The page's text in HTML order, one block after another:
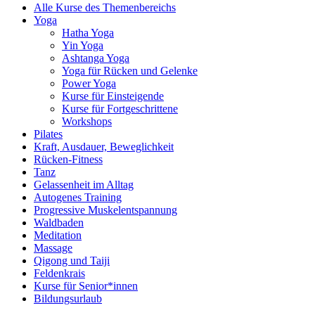
Alle Kurse des Themenbereichs
Yoga
Hatha Yoga
Yin Yoga
Ashtanga Yoga
Yoga für Rücken und Gelenke
Power Yoga
Kurse für Einsteigende
Kurse für Fortgeschrittene
Workshops
Pilates
Kraft, Ausdauer, Beweglichkeit
Rücken-Fitness
Tanz
Gelassenheit im Alltag
Autogenes Training
Progressive Muskelentspannung
Waldbaden
Meditation
Massage
Qigong und Taiji
Feldenkrais
Kurse für Senior*innen
Bildungsurlaub